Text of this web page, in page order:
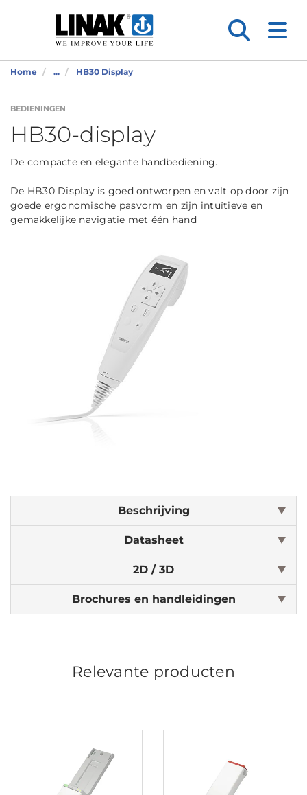
Home ... HB30 Display
BEDIENINGEN
HB30-display
De compacte en elegante handbediening.
De HB30 Display is goed ontworpen en valt op door zijn
goede ergonomische pasvorm en zijn intuïtieve en
gemakkelijke navigatie met één hand
Beschrijving
Datasheet
2D / 3D
Brochures en handleidingen
Relevante producten